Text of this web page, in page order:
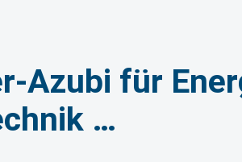
Azubi für
…